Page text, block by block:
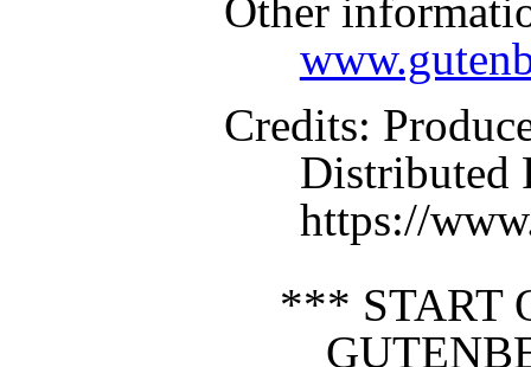
Other
Credits:
Distributed
https://
*** START